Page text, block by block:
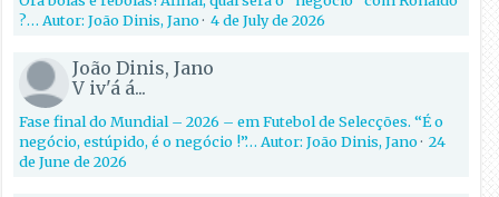
?… Autor: João Dinis, Jano·4 de July de 2026
João Dinis, Jano
V iv'á á...
Fase final do Mundial – 2026 – em Futebol de Selecções. “É o
negócio, estúpido, é o negócio !”… Autor: João Dinis, Jano·24
de June de 2026